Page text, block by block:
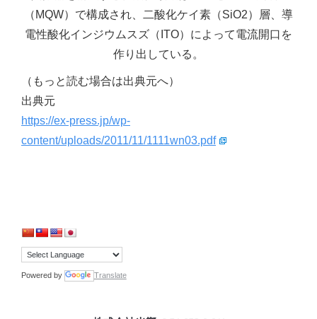
（MQW）で構成され、二酸化ケイ素（SiO2）層、導
電性酸化インジウムスズ（ITO）によって電流開口を
作り出している。
（もっと読む場合は出典元へ）
出典元
https://ex-press.jp/wp-
content/uploads/2011/11/1111wn03.pdf
Powered by Translate